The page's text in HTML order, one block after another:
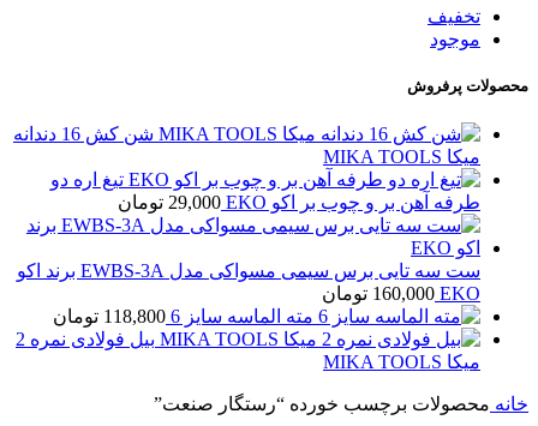
تخفیف
موجود
محصولات پرفروش
شن کش 16 دندانه
میکا MIKA TOOLS
تیغ اره دو
طرفه آهن بر و چوب بر اکو EKO
29,000 تومان
ست سه تایی برس سیمی مسواکی مدل EWBS-3A برند اکو
EKO
160,000 تومان
مته الماسه سایز 6
118,800 تومان
بیل فولادی نمره 2
میکا MIKA TOOLS
خانه محصولات برچسب خورده “رستگار صنعت”